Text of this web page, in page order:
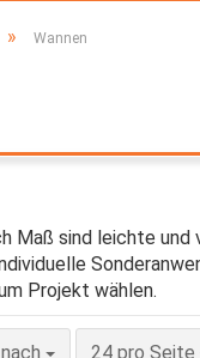
» Wannen
Maß sind leichte
Projekt wählen.
24 pro Seite
pro Seite